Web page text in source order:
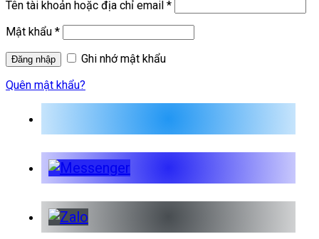
Tên tài khoản hoặc địa chỉ email *
Mật khẩu *
Ghi nhớ mật khẩu
Quên mật khẩu?